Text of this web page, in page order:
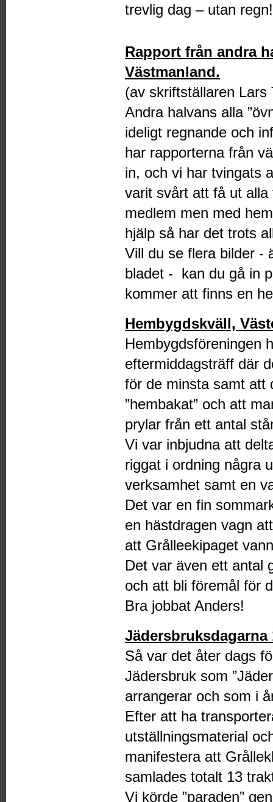
trevlig dag – utan regn!
Rapport från andra
Västmanland.
(av skriftställaren Lars
Andra halvans alla
ideligt regnande och
har rapporterna från
in, och vi har tvingats
varit svårt att få ut
medlem men med
hjälp så har det trots
Vill du se flera bilder -
bladet - kan du gå in
kommer att finns en
Hembygdskväll,
Hembygdsföreningen
eftermiddagsträff där
för de minsta samt att
”hembakat” och att
prylar från ett antal
Vi var inbjudna att
riggat i ordning några
verksamhet samt en
Det var en fin
en hästdragen vagn
att Grålleekipaget
Det var även ett antal
och att bli föremål för
Bra jobbat Anders!
Jädersbruksdagarna
Så var det åter dags
Jädersbruk som
arrangerar och som i
Efter att ha
utställningsmaterial
manifestera att
samlades totalt 13
Vi körde ”paraden”